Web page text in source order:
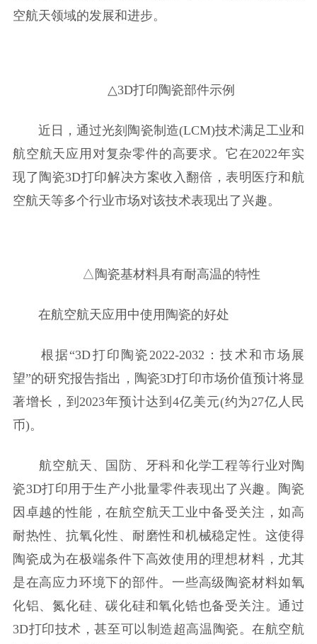
空航天领域的发展和进步。
△3D打印陶瓷部件示例
近日，通过光刻陶瓷制造(LCM)技术满足工业和
航空航天应用对复杂零件的高要求。它在2022年实
现了陶瓷3D打印解决方案收入翻倍，表明医疗和航
空航天等多个行业市场对该技术表现出了兴趣。
△陶瓷基材料具有耐高温的特性
在航空航天应用中使用陶瓷的好处
根据“3D打印陶瓷2022-2032：技术和市场展
望”的研究报告指出，陶瓷3D打印市场价值预计将显
著增长，到2023年预计达到4亿美元(约为27亿人民
币)。
航空航天、国防、牙科和化学工程等行业对陶
瓷3D打印用于生产小批量零件表现出了兴趣。陶瓷
因卓越的性能，在航空航天工业中备受关注，如高
耐热性、抗氧化性、耐磨性和机械稳定性。这使得
陶瓷成为在极端条件下高效使用的理想材料，尤其
是在高应力环境下的部件。一些高级陶瓷材料如氧
化铝、氮化硅、碳化硅和氧化锆也备受关注。通过
3D打印技术，甚至可以制造超高温陶瓷。在航空航